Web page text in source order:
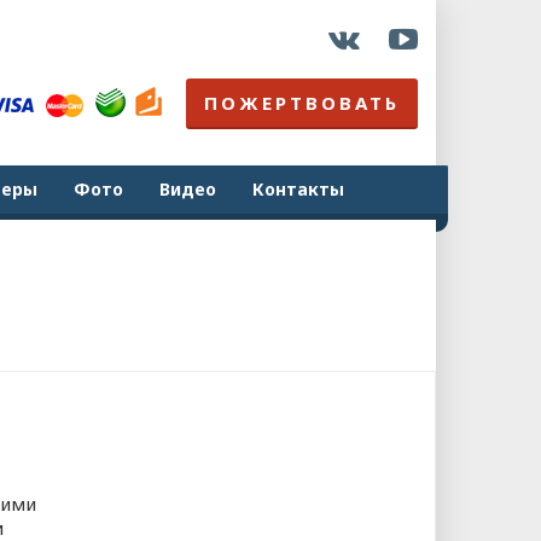
ПОЖЕРТВОВАТЬ
Фото Видео Контакты